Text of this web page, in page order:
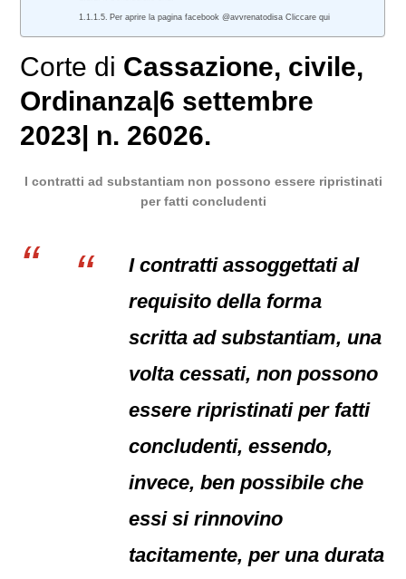
Per aprire la pagina facebook @avvrenatodisa Cliccare qui
Corte di Cassazione, civile,
Ordinanza|6 settembre
2023| n. 26026.
I contratti ad substantiam non possono essere ripristinati
per fatti concludenti
I contratti assoggettati al
requisito della forma
scritta ad substantiam, una
volta cessati, non possono
essere ripristinati per fatti
concludenti, essendo,
invece, ben possibile che
essi si rinnovino
tacitamente, per una durata